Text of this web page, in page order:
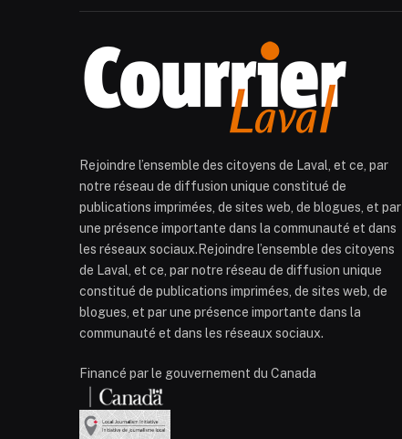
Rejoindre l’ensemble des citoyens de Laval, et ce, par
notre réseau de diffusion unique constitué de
publications imprimées, de sites web, de blogues, et par
une présence importante dans la communauté et dans
les réseaux sociaux.Rejoindre l’ensemble des citoyens
de Laval, et ce, par notre réseau de diffusion unique
constitué de publications imprimées, de sites web, de
blogues, et par une présence importante dans la
communauté et dans les réseaux sociaux.
Financé par le gouvernement du Canada